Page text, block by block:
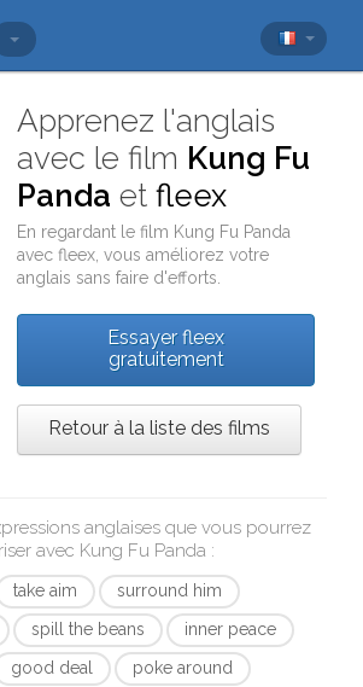
Apprenez l'anglais
avec le film Kung Fu
Panda etfleex
En regardant le film Kung Fu Panda
avecfleex , vous améliorez votre
anglais sans faire d'efforts.
Essayer fleex
gratuitement
Retour à la liste des films
anglaises que vous pourrez
avec Kung Fu Panda :
take aim
surround him
spill the beans
inner peace
good deal
poke around